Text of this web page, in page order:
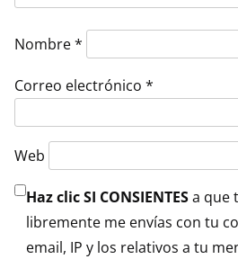
Nombre*
Correo electrónico *
Web
Haz clic SI CONSIENTESa que
libremente me envías con tu
email, IP y los relativos a tu